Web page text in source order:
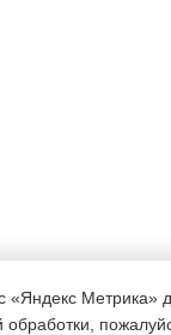
«Яндекс Метрика»